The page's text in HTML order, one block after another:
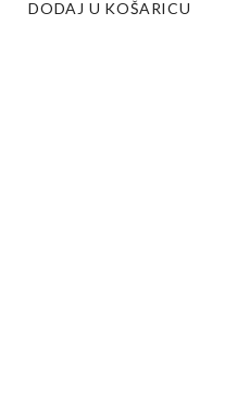
DODAJ U KOŠARICU